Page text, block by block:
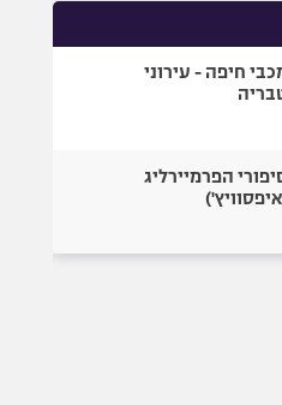
חיפה - עירוני
הפרמיירליג